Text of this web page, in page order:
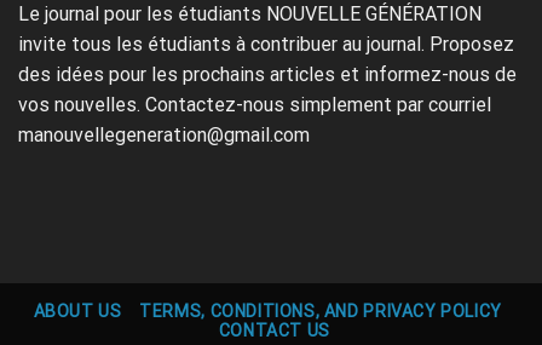
Le journal pour les étudiants NOUVELLE GÉNÉRATION
invite tous les étudiants à contribuer au journal. Proposez
des idées pour les prochains articles et informez-nous de
vos nouvelles. Contactez-nous simplement par courriel
manouvellegeneration@gmail.com
ABOUT US
TERMS, CONDITIONS, AND PRIVACY POLICY
CONTACT US